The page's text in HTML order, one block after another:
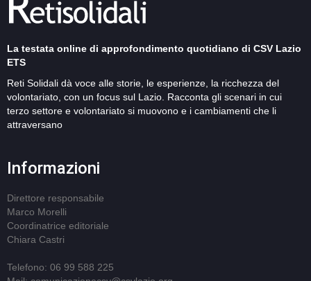
La testata online di approfondimento quotidiano di CSV Lazio
ETS
Reti Solidali dà voce alle storie, le esperienze, la ricchezza del
volontariato, con un focus sul Lazio. Racconta gli scenari in cui
terzo settore e volontariato si muovono e i cambiamenti che li
attraversano
Informazioni
Direttore responsabile
Marco Morelli
Coordinatrice editoriale
Chiara Castri
Telefono: 06 99 588 225